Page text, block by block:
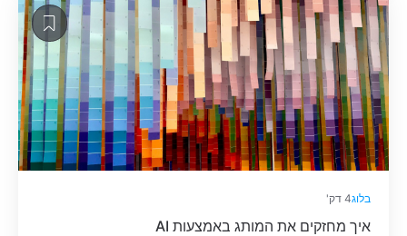
בלוג4 דק'
איך מחזקים את המותג באמצעות AI